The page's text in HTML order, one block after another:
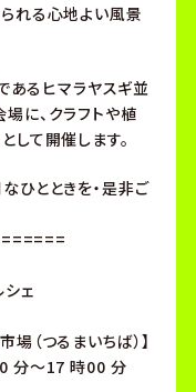
れる心地よい風景
あるヒマラヤスギ並
に、クラフトや植
して開催します。
ひとときを・是非ご
ェ
（つるまいちば）】
分～17 時00 分